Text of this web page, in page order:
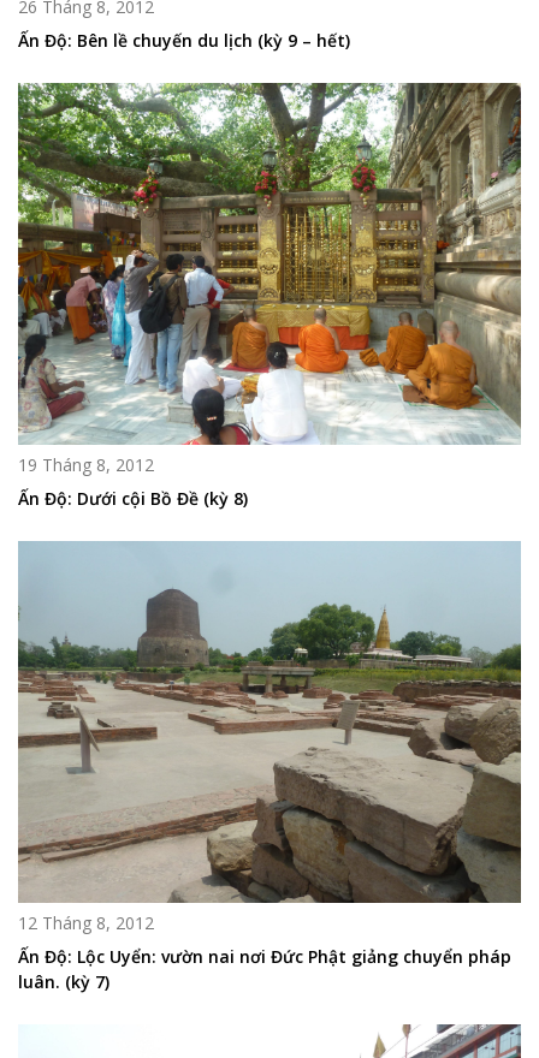
26 Tháng 8, 2012
Ấn Độ: Bên lề chuyến du lịch (kỳ 9 – hết)
19 Tháng 8, 2012
Ấn Độ: Dưới cội Bồ Đề (kỳ 8)
12 Tháng 8, 2012
Ấn Độ: Lộc Uyển: vườn nai nơi Đức Phật giảng chuyển pháp
luân. (kỳ 7)